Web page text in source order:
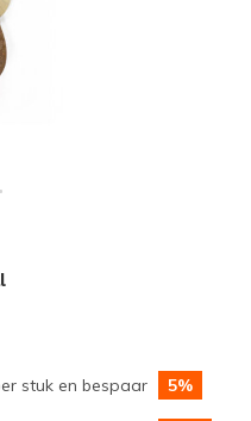
stuk en bespaar 5%